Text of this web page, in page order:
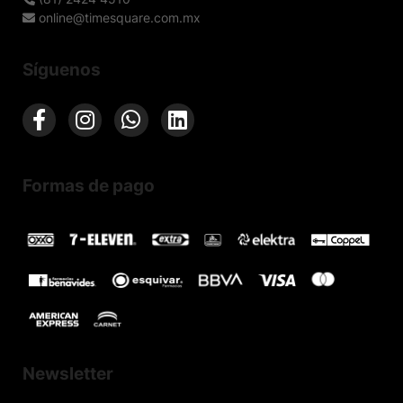
online@timesquare.com.mx
Síguenos
Formas de pago
Newsletter